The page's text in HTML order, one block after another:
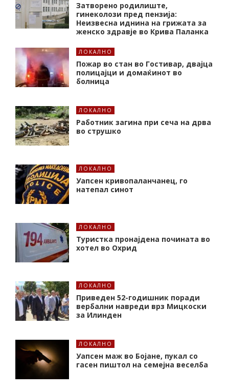
Затворено родилиште,
гинеколози пред пензија:
Неизвесна иднина на грижата за
женско здравје во Крива Паланка
ЛОКАЛНО
Пожар во стан во Гостивар, двајца
полицајци и домаќинот во
болница
ЛОКАЛНО
Работник загина при сеча на дрва
во струшко
ЛОКАЛНО
Уапсен кривопаланчанец, го
натепал синот
ЛОКАЛНО
Туристка пронајдена почината во
хотел во Охрид
ЛОКАЛНО
Приведен 52-годишник поради
вербални навреди врз Мицкоски
за Илинден
ЛОКАЛНО
Уапсен маж во Бојане, пукал со
гасен пиштол на семејна веселба